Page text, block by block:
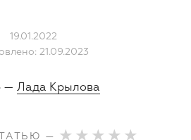
19.01.2022
21.09.2023
— Лада Крылова
—